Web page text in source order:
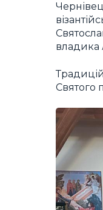
владика
Святого